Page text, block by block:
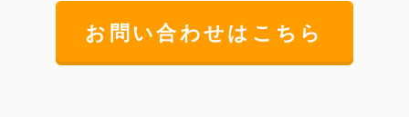
お問い合わせはこちら